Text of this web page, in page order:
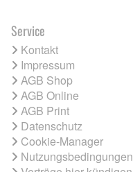
Service
Kontakt
Impressum
AGB Shop
AGB Online
AGB Print
Datenschutz
Cookie-Manager
Nutzungsbedingungen